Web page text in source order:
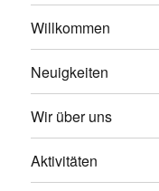
Willkommen
Neuigkeiten
Wir über uns
Aktivitäten